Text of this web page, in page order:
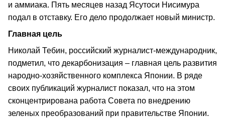
и аммиака. Пять месяцев назад Ясутоси Нисимура
подал в отставку. Его дело продолжает новый министр.
Главная цель
Николай Тебин, российский журналист-международник,
подметил, что декарбонизация – главная цель развития
народно-хозяйственного комплекса Японии. В ряде
своих публикаций журналист показал, что на этом
сконцентрирована работа Совета по внедрению
зеленых преобразований при правительстве Японии.